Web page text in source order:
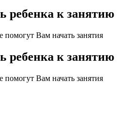
ребенка к занятию
Вам начать занятия
ребенка к занятию
Вам начать занятия